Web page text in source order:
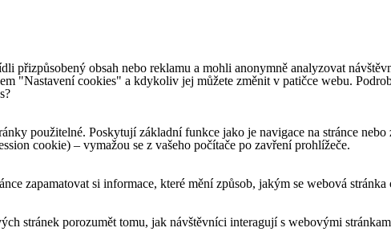
přizpůsobený obsah nebo reklamu a mohli anonymně analyzovat
"Nastavení cookies" a kdykoliv jej můžete změnit v patičce webu.
použitelné. Poskytují základní funkce jako je navigace na stránce
cookie) – vymažou se z vašeho počítače po zavření prohlížeče.
zapamatovat si informace, které mění způsob, jakým se webová
stránek porozumět tomu, jak návštěvníci interagují s webovými